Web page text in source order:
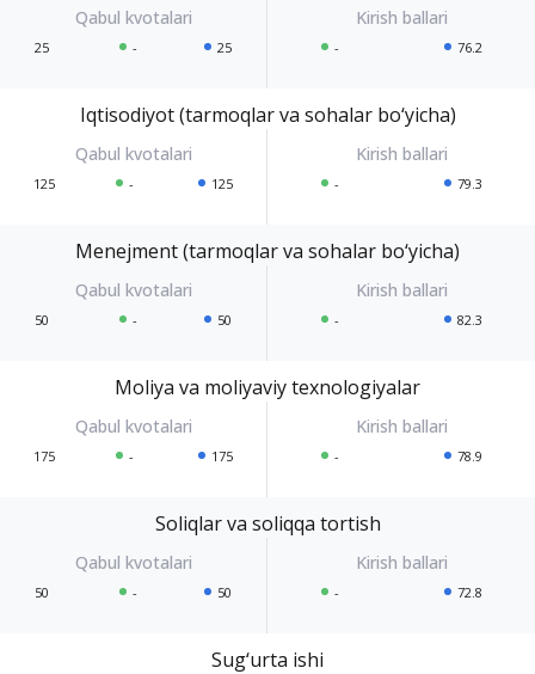
25 - 25 - 76.2
Iqtisodiyot (tarmoqlar va sohalar bo‘yicha)
125 - 125 - 79.3
Menejment (tarmoqlar va sohalar bo‘yicha)
50 - 50 - 82.3
Moliya va moliyaviy texnologiyalar
175 - 175 - 78.9
Soliqlar va soliqqa tortish
50 - 50 - 72.8
Sug‘urta ishi